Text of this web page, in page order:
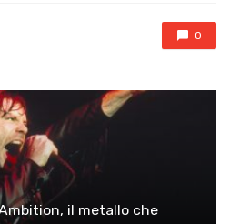
0
il metallo che